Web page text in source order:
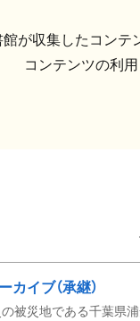
が収集したコンテ
コンテンツの利用
カイブ（承継）
被災地である千葉県浦